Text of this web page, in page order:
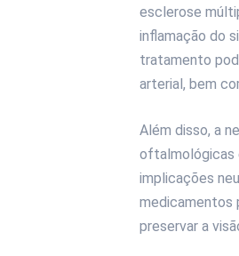
esclerose
inflamação do
tratamento
arterial, bem
Além disso, a
oftalmológicas
implicações
medicamentos
preservar a